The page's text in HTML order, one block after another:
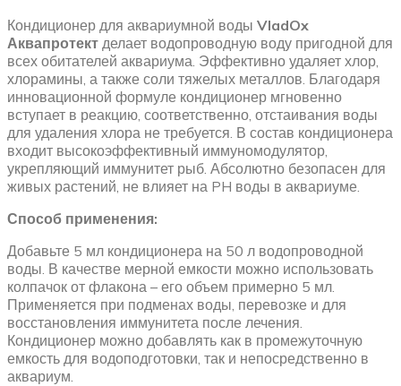
Кондиционер для аквариумной воды VladOx
Аквапротект делает водопроводную воду пригодной для
всех обитателей аквариума. Эффективно удаляет хлор,
хлорамины, а также соли тяжелых металлов. Благодаря
инновационной формуле кондиционер мгновенно
вступает в реакцию, соответственно, отстаивания воды
для удаления хлора не требуется. В состав кондиционера
входит высокоэффективный иммуномодулятор,
укрепляющий иммунитет рыб. Абсолютно безопасен для
живых растений, не влияет на PH воды в аквариуме.
Способ применения:
Добавьте 5 мл кондиционера на 50 л водопроводной
воды. В качестве мерной емкости можно использовать
колпачок от флакона – его объем примерно 5 мл.
Применяется при подменах воды, перевозке и для
восстановления иммунитета после лечения.
Кондиционер можно добавлять как в промежуточную
емкость для водоподготовки, так и непосредственно в
аквариум.